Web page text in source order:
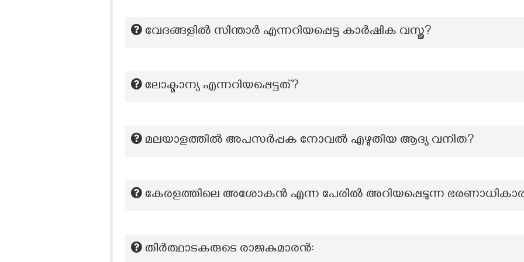
വേദങ്ങളിൽ സിന്താർ എന്നറിയപ്പെട്ട കാർഷിക വസ്തു?
ലോക്മാന്യ എന്നറിയപ്പെട്ടത്?
മലയാളത്തില്‍ അപസര്‍പ്പക നോവല്‍ എഴുതിയ ആദ്യ വനിത?
കേരളത്തിലെ അശോകൻ എന്ന പേരിൽ അറിയപ്പെടുന്ന
തീർത്ഥാടകരുടെ രാജകുമാരൻ: